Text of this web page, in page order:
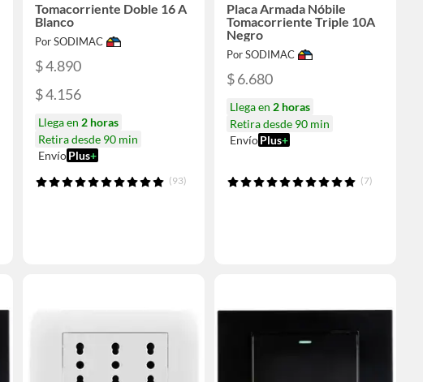
Tomacorriente Doble 16 A
Blanco
Por SODIMAC
$ 4.890
$ 4.156
Llega en 2 horas
Retira desde 90 min
EnvíoPlus+
(93)
Placa Armada Nóbile
Tomacorriente Triple 10A
Negro
Por SODIMAC
$ 6.680
Llega en 2 horas
Retira desde 90 min
EnvíoPlus+
(7)